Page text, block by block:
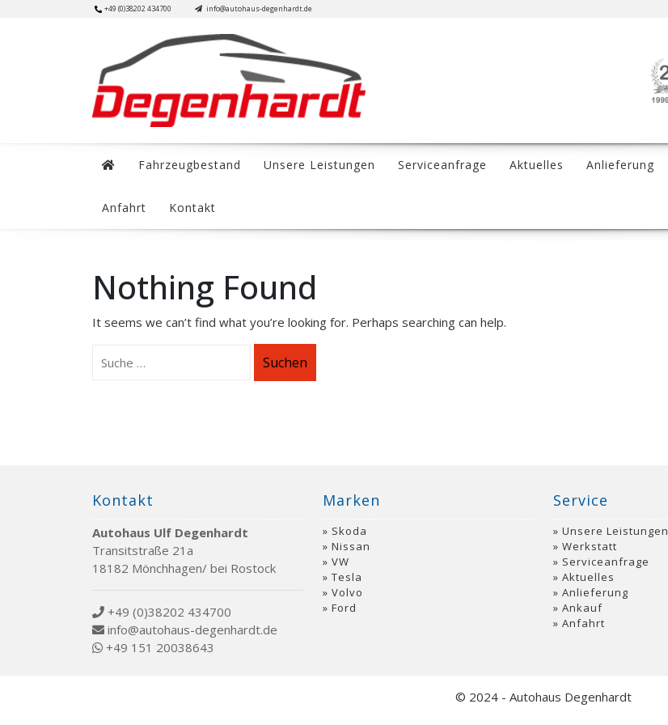
+49 (0)38202 434700 info@autohaus-degenhardt.de
Fahrzeugbestand Unsere Leistungen Serviceanfrage Aktuelles Anlieferung
Anfahrt Kontakt
Nothing Found
It seems we can’t find what you’re looking for. Perhaps searching can help.
Suchen
Kontakt
Autohaus Ulf Degenhardt
Transitstraße 21a
18182 Mönchhagen/ bei Rostock
+49 (0)38202 434700
info@autohaus-degenhardt.de
+49 151 20038643
Marken
Skoda
Nissan
VW
Tesla
Volvo
Ford
Service
Unsere Leistungen
Werkstatt
Serviceanfrage
Aktuelles
Anlieferung
Ankauf
Anfahrt
© 2024 - Autohaus Degenhardt